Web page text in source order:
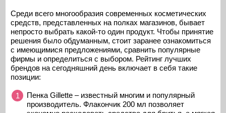
Среди всего многообразия современных косметических
средств, представленных на полках магазинов, бывает
непросто выбрать какой-то один продукт. Чтобы принятие
решения было обдуманным, стоит заранее ознакомиться
с имеющимися предложениями, сравнить популярные
фирмы и определиться с выбором. Рейтинг лучших
брендов на сегодняшний день включает в себя такие
позиции:
Пенка Gillette – известный многим и популярный
производитель. Флакончик 200 мл позволяет